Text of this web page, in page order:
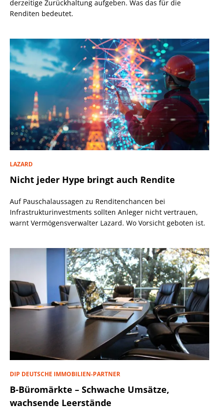
derzeitige Zurückhaltung aufgeben. Was das für die
Renditen bedeutet.
LAZARD
Nicht jeder Hype bringt auch Rendite
Auf Pauschalaussagen zu Renditenchancen bei
Infrastrukturinvestments sollten Anleger nicht vertrauen,
warnt Vermögensverwalter Lazard. Wo Vorsicht geboten ist.
DIP DEUTSCHE IMMOBILIEN-PARTNER
B-Büromärkte – Schwache Umsätze,
wachsende Leerstände